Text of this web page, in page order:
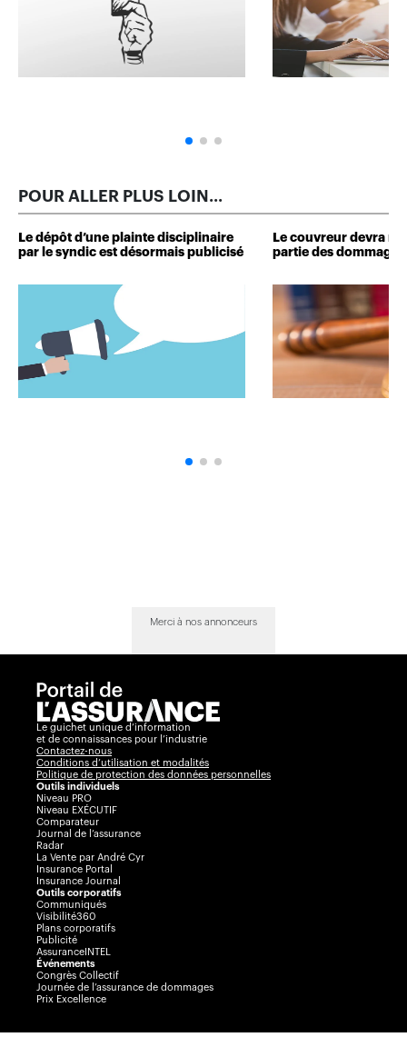
POUR ALLER PLUS LOIN...
Le dépôt d’une plainte disciplinaire
par le syndic est désormais publicisé
Le couvreur devra
partie des dommages
Merci à nos annonceurs
Le guichet unique d’information
et de connaissances pour l’industrie
Contactez-nous
Conditions d’utilisation et modalités
Politique de protection des données personnelles
Outils individuels
Niveau PRO
Niveau EXÉCUTIF
Comparateur
Journal de l’assurance
Radar
La Vente par André Cyr
Insurance Portal
Insurance Journal
Outils corporatifs
Communiqués
Visibilité360
Plans corporatifs
Publicité
AssuranceINTEL
Événements
Congrès Collectif
Journée de l’assurance de dommages
Prix Excellence